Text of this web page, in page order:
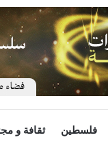
فلسطين ثقافة و